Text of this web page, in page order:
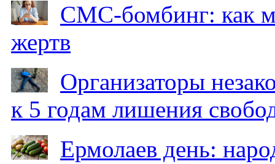
СМС-бомбинг: как
жертв
Организаторы
к 5 годам лишения
Ермолаев день: